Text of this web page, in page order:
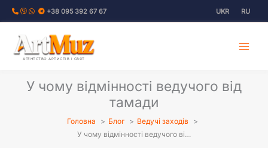
Перейти
+38 095 392 67 67 UKR RU
АГЕНТСТВО АРТИСТІВ І СВЯТ
У чому відмінності ведучого від
тамади
Головна Блог
Ведучі заходів
У чому відмінності ведучого ві…